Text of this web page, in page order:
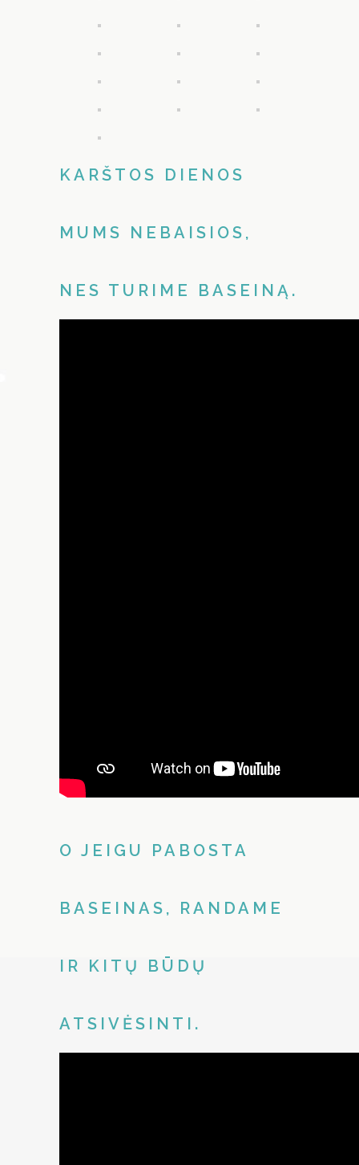
KARŠTOS DIENOS
MUMS NEBAISIOS,
NES TURIME BASEINĄ.
O JEIGU PABOSTA
BASEINAS, RANDAME
IR KITŲ BŪDŲ
ATSIVĖSINTI.